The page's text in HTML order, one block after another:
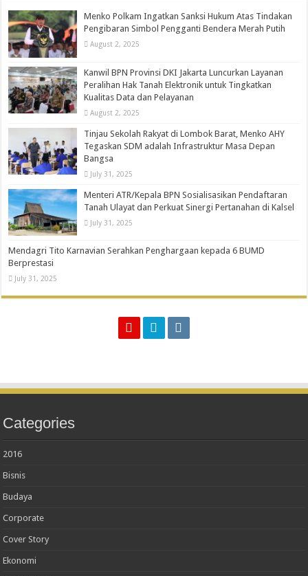
Menko Polkam Ingatkan Sanksi Hukum Atas Tindakan
Pengibaran Simbol Pengganti Bendera Merah Putih
August 2, 2025
Kanwil BPN Provinsi DKI Jakarta Luncurkan Layanan
Peralihan Hak Tanah Elektronik untuk Tingkatkan
Kualitas Data dan Pelayanan
August 2, 2025
Tinjau Sekolah Rakyat di Lombok Barat, Menko AHY
Tegaskan SDM adalah Infrastruktur Masa Depan
Bangsa
July 31, 2025
Menteri ATR/Kepala BPN Sosialisasikan Pendaftaran
Tanah Ulayat dan Perkuat Sinergi Pertanahan di Kalsel
July 31, 2025
Mendagri Tito Karnavian Serahkan Penghargaan kepada 6 BUMD
Berprestasi
July 31, 2025
Categories
2016
Bisnis
Budaya
Corporate
Cover Story
Ekonomi